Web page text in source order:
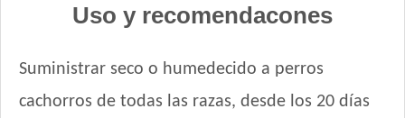
Natural Meat Perro Cachorro
Nature Perro Cachorro Raza Grande
NutriCare Perro Cachorro
Uso y recomendacones
Suministrar seco o humedecido a perros
cachorros de todas las razas, desde los 20 días